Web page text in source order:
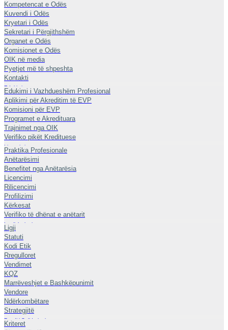
Kompetencat e Odës
Kuvendi i Odës
Kryetari i Odës
Sekretari i Përgjithshëm
Organet e Odës
Komisionet e Odës
OIK në media
Pyetjet më të shpeshta
Kontakti
Edukimi
Edukimi i Vazhdueshëm Profesional
Aplikimi për Akreditim të EVP
Komisioni për EVP
Programet e Akredituara
Trajnimet nga OIK
Verifiko pikët Kredituese
Licencimi
Praktika Profesionale
Anëtarësimi
Benefitet nga Anëtarësia
Licencimi
Rilicencimi
Profilizimi
Kërkesat
Verifiko të dhënat e anëtarit
Legjislacioni
Ligji
Statuti
Kodi Etik
Rregulloret
Vendimet
KQZ
Marrëveshjet e Bashkëpunimit
Vendore
Ndërkombëtare
Strategjitë
Fondi i Solidaritetit
Kriteret